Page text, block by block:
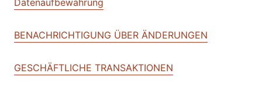
Datenaufbewahrung
BENACHRICHTIGUNG ÜBER ÄNDERUNGEN
GESCHÄFTLICHE TRANSAKTIONEN